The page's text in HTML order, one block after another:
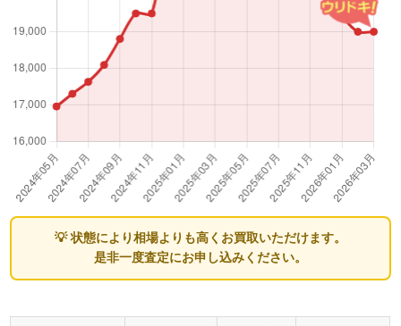
💡 状態により相場よりも高くお買取いただけます。
是非一度査定にお申し込みください。